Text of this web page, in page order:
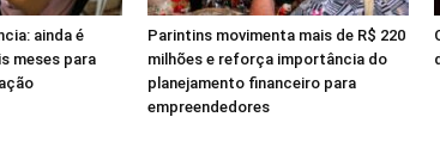
ainda é
meses para
Parintins movimenta mais de R$ 220
milhões e reforça importância do
planejamento financeiro para
empreendedores